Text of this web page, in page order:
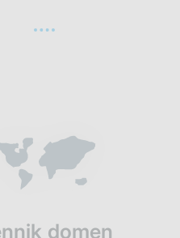
domen